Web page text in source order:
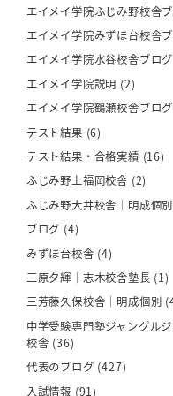
エイメイ学院ふじみ野校舎
エイメイ学院みずほ台校舎
エイメイ学院水谷校舎ブログ
エイメイ学院説明 (2)
エイメイ学院鶴瀬校舎ブログ
テスト結果 (6)
テスト結果・合格実績 (16)
ふじみ野上福岡校舎 (2)
ふじみ野大井校舎｜明成個
ブログ (4)
みずほ台校舎 (4)
三原夕輝｜志木校舎塾長 (1)
三芳藤久保校舎｜明成個別
中学受験専門塾ジャングル
校舎 (36)
代表のブログ (427)
入試情報 (91)